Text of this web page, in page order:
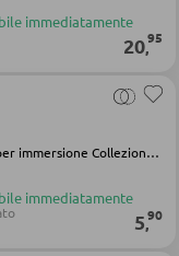
ESTERNO
immediatamente
20,95
Ciotola per immersione Collezione Natura Gres azzurro
immediatamente
5,90